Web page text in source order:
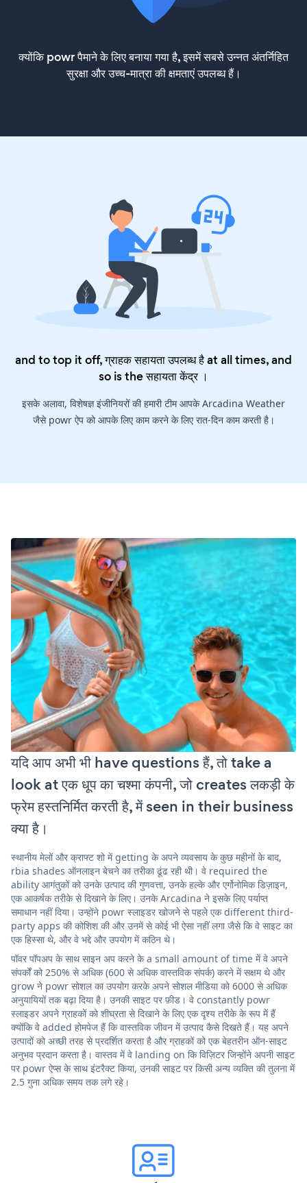
क्योंकि powr पैमाने के लिए बनाया गया है, इसमें सबसे उन्नत अंतर्निहित
सुरक्षा और उच्च-मात्रा की क्षमताएं उपलब्ध हैं।
and to top it off, ग्राहक सहायता उपलब्ध है at all times, and
so is theसहायता केंद्र।
इसके अलावा, विशेषज्ञ इंजीनियरों की हमारी टीम आपके Arcadina Weather
जैसे powr ऐप को आपके लिए काम करने के लिए रात-दिन काम करती है।
यदि आप अभी भी have questions हैं, तो take a
look at एक धूप का चश्मा कंपनी, जो creates लकड़ी के
फ्रेम हस्तनिर्मित करती है, में seen in their business
क्या है।
स्थानीय मेलों और क्राफ्ट शो में getting के अपने व्यवसाय के कुछ महीनों के बाद,
rbia shades ऑनलाइन बेचने का तरीका ढूंढ रही थी। वे required the
ability आगंतुकों को उनके उत्पाद की गुणवत्ता, उनके हल्के और एर्गोनोमिक डिज़ाइन,
एक आकर्षक तरीके से दिखाने के लिए। उनके Arcadina ने इसके लिए पर्याप्त
समाधान नहीं दिया। उन्होंने powr स्लाइडर खोजने से पहले एक different third-
party apps की कोशिश की और उनमें से कोई भी ऐसा नहीं लगा जैसे कि वे साइट का
एक हिस्सा थे, और वे भद्दे और उपयोग में कठिन थे।
पॉवर पॉपअप के साथ साइन अप करने के a small amount of time में वे अपने
संपर्कों को 250% से अधिक (600 से अधिक वास्तविक संपर्क) करने में सक्षम थे और
grow ने powr सोशल का उपयोग करके अपने सोशल मीडिया को 6000 से अधिक
अनुयायियों तक बढ़ा दिया है। उनकी साइट पर फ़ीड। वे constantly powr
स्लाइडर अपने ग्राहकों को शीघ्रता से दिखाने के लिए एक दृश्य तरीके के रूप में हैं
क्योंकि वे added होमपेज हैं कि वास्तविक जीवन में उत्पाद कैसे दिखते हैं। यह अपने
उत्पादों को अच्छी तरह से प्रदर्शित करता है और ग्राहकों को एक बेहतरीन ऑन-साइट
अनुभव प्रदान करता है। वास्तव में वे landing on कि विज़िटर जिन्होंने अपनी साइट
पर powr ऐप्स के साथ इंटरैक्ट किया, उनकी साइट पर किसी अन्य व्यक्ति की तुलना में
2.5 गुना अधिक समय तक लगे रहे।